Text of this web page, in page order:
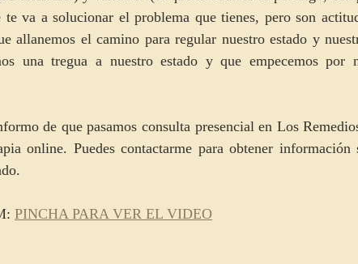
te va a solucionar el problema que tienes, pero son
allanemos el camino para regular nuestro estado y
una tregua a nuestro estado y que empecemos por
de que pasamos consulta presencial en Los
online. Puedes contactarme para obtener información
PINCHA PARA VER EL VIDEO